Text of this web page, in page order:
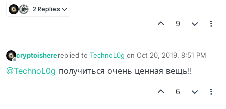
2 Replies
9
cryptoisherereplied to TechnoL0g on Oct 20, 2019, 8:51 PM
last edited by
@TechnoL0g получиться очень ценная вещь!!
6